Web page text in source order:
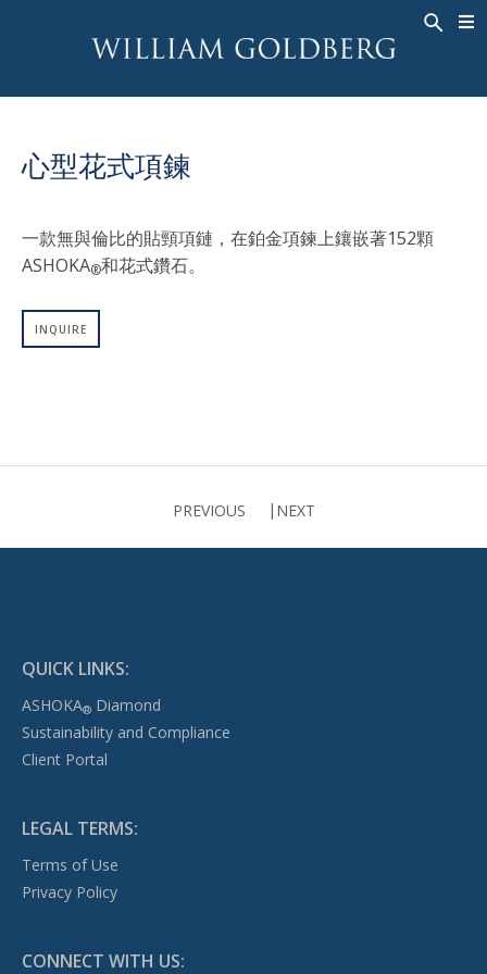
高級珠寶
男戒
吊墜
手鐲
钟表
ASHOKA 珠宝
戒指
MEN'S RINGS
吊墜
耳飾
钟表
歷史
ASHOKA®
心型花式項鍊
一款無與倫比的貼頸項鏈，在鉑金項鍊上鑲嵌著152顆
ASHOKA®和花式鑽石。
INQUIRE
PREVIOUS NEXT
QUICK LINKS:
ASHOKA®Diamond
Sustainability and Compliance
Client Portal
LEGAL TERMS:
Terms of Use
Privacy Policy
CONNECT WITH US: